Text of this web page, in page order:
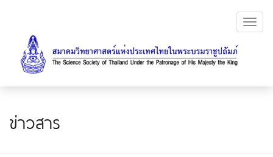
ข่าวสาร